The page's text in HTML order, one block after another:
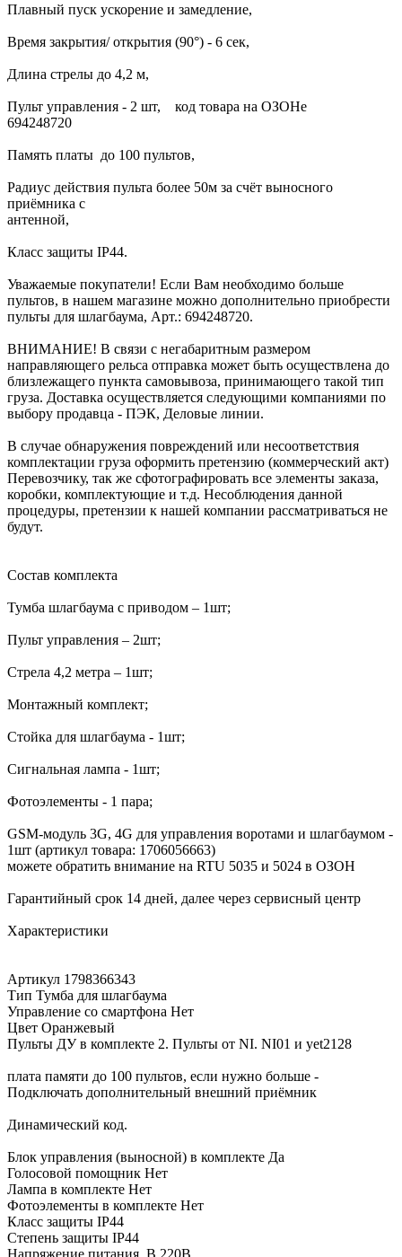
Плавный пуск ускорение и замедление,
Время закрытия/ открытия (90°) - 6 сек,
Длина стрелы до 4,2 м,
Пульт управления - 2 шт, код товара на ОЗОНе
Память платы до 100 пультов,
Радиус действия пульта более 50м за счёт выносного
приёмника с
Класс защиты IP44.
Уважаемые покупатели! Если Вам необходимо больше
пультов, в нашем магазине можно дополнительно приобрести
пульты для шлагбаума, Арт.: 694248720.
ВНИМАНИЕ! В связи с негабаритным размером
направляющего рельса отправка может быть осуществлена до
близлежащего пункта самовывоза, принимающего такой тип
груза. Доставка осуществляется следующими компаниями по
выбору продавца - ПЭК, Деловые линии.
В случае обнаружения повреждений или несоответствия
комплектации груза оформить претензию (коммерческий акт)
Перевозчику, так же сфотографировать все элементы заказа,
коробки, комплектующие и т.д. Несоблюдения данной
процедуры, претензии к нашей компании рассматриваться не
будут.
Состав комплекта
Тумба шлагбаума с приводом – 1шт;
Пульт управления – 2шт;
Стрела 4,2 метра – 1шт;
Монтажный комплект;
Стойка для шлагбаума - 1шт;
Сигнальная лампа - 1шт;
Фотоэлементы - 1 пара;
GSM-модуль 3G, 4G для управления воротами и шлагбаумом -
1шт (артикул товара: 1706056663)
можете обратить внимание на RTU 5035 и 5024 в ОЗОН
Гарантийный срок 14 дней, далее через сервисный центр
Характеристики
Артикул 1798366343
Тип Тумба для шлагбаума
Управление со смартфона Нет
Цвет Оранжевый
Пульты ДУ в комплекте 2. Пульты от NI. NI01 и yet2128
плата памяти до 100 пультов, если нужно больше -
Подключать дополнительный внешний приёмник
Динамический код.
Блок управления (выносной) в комплекте Да
Голосовой помощник Нет
Лампа в комплекте Нет
Фотоэлементы в комплекте Нет
Класс защиты IP44
Степень защиты IP44
Напряжение питания, В 220В